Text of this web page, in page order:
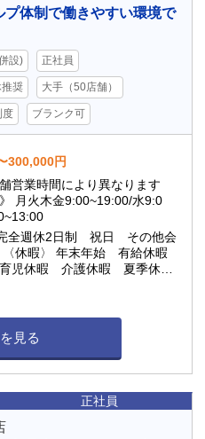
体制で働きやすい環境で
設) 正社員
奨 大手（50店舗）
度 ブランク可
300,000円
営業時間により異なります
》 月火木金9:00~19:00/水9:0
全週休2日制 祝日 その他会
〈休暇〉 年末年始 有給休暇
児休暇 介護休暇 夏季休暇
見る
正社員